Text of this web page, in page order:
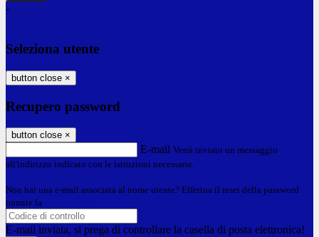
-
Seleziona utente
button close ×
Recupero password
button close ×
E-mail Verrà inviato un messaggio
all'indirizzo indicato con le istruzioni necessarie.
Non hai una e-mail associata al nome utente? Effettua il reset della password
tramite la
E-mail inviata, si prega di controllare la casella di posta elettronica!